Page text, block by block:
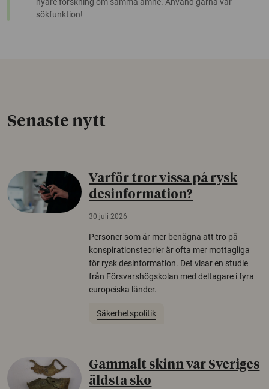
nyare forskning om samma ämne. Använd gärna vår
sökfunktion!
Senaste nytt
Varför tror vissa på rysk
desinformation?
30 juli 2026
Personer som är mer benägna att tro på
konspirationsteorier är ofta mer mottagliga
för rysk desinformation. Det visar en studie
från Försvarshögskolan med deltagare i fyra
europeiska länder.
Säkerhetspolitik
Gammalt skinn var Sveriges
äldsta sko